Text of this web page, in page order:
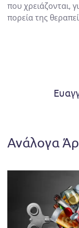
που χρειάζονται,
πορεία της
Ανάλογα